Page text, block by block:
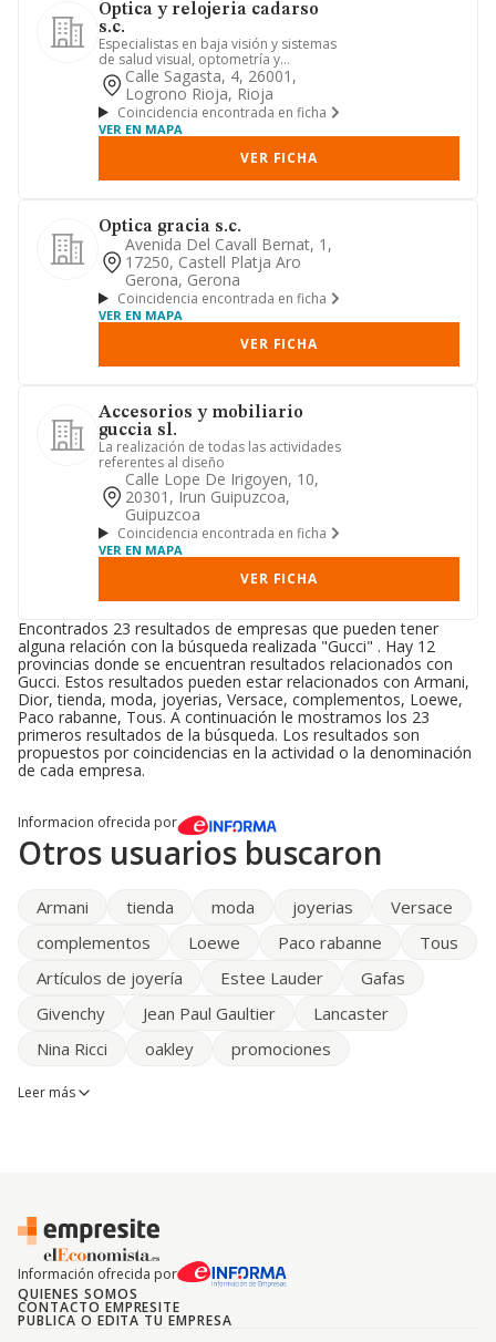
Optica y relojeria cadarso
s.c.
Especialistas en baja visión y sistemas
de salud visual, optometría y
oftalmología. venta al menor ...
Calle Sagasta, 4, 26001,
Logrono Rioja, Rioja
Coincidencia encontrada en ficha
VER EN MAPA
VER FICHA
Optica gracia s.c.
Avenida Del Cavall Bernat, 1,
17250, Castell Platja Aro
Gerona, Gerona
Coincidencia encontrada en ficha
VER EN MAPA
VER FICHA
Accesorios y mobiliario
guccia sl.
La realización de todas las actividades
referentes al diseño
Calle Lope De Irigoyen, 10,
20301, Irun Guipuzcoa,
Guipuzcoa
Coincidencia encontrada en ficha
VER EN MAPA
VER FICHA
Encontrados 23 resultados de empresas que pueden tener
alguna relación con la búsqueda realizada "Gucci" . Hay 12
provincias donde se encuentran resultados relacionados con
Gucci. Estos resultados pueden estar relacionados con Armani,
Dior, tienda, moda, joyerias, Versace, complementos, Loewe,
Paco rabanne, Tous. A continuación le mostramos los 23
primeros resultados de la búsqueda. Los resultados son
propuestos por coincidencias en la actividad o la denominación
de cada empresa.
Informacion ofrecida por
Otros usuarios buscaron
Armani tienda moda joyerias
Versace
complementos
Loewe Paco rabanne
Tous
Artículos de joyería
Estee Lauder
Gafas
Givenchy
Jean Paul Gaultier
Lancaster
Nina Ricci
oakley promociones
Leer más
Información ofrecida por
QUIENES SOMOS
CONTACTO EMPRESITE
PUBLICA O EDITA TU EMPRESA